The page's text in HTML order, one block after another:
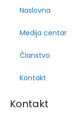
Naslovna
Medija centar
Članstvo
Kontakt
Kontakt